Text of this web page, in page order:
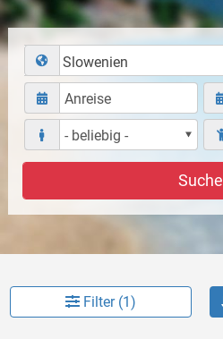
Slowenien
Suche
Filter (1)